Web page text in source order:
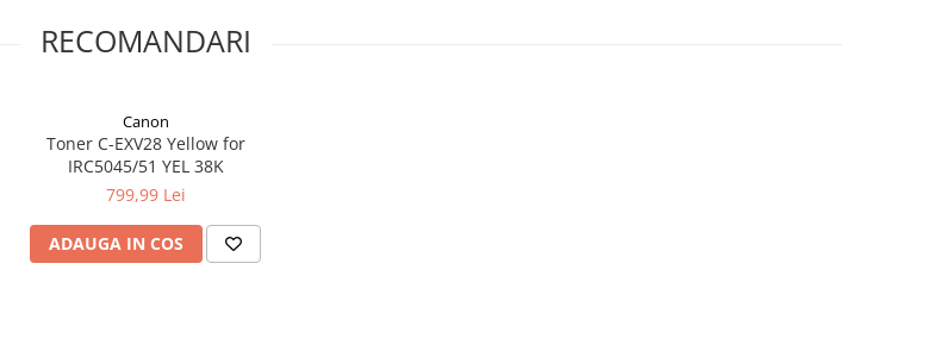
RECOMANDARI
Canon
Toner C-EXV28 Yellow for
IRC5045/51 YEL 38K
799,99 Lei
ADAUGA IN COS